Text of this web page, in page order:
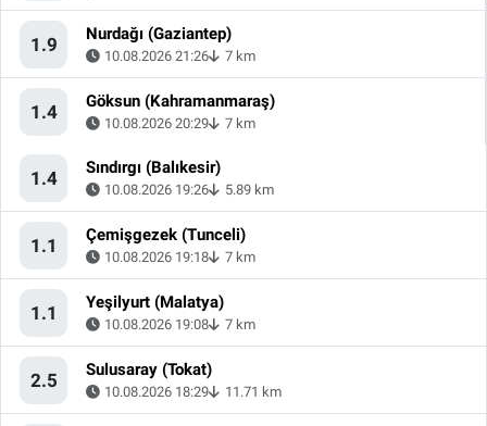
1.9 Nurdağı (Gaziantep)
10.08.2026 21:26 7 km
1.4 Göksun (Kahramanmaraş)
10.08.2026 20:29 7 km
1.4 Sındırgı (Balıkesir)
10.08.2026 19:26 5.89 km
1.1 Çemişgezek (Tunceli)
10.08.2026 19:18 7 km
1.1 Yeşilyurt (Malatya)
10.08.2026 19:08 7 km
2.5 Sulusaray (Tokat)
10.08.2026 18:29 11.71 km